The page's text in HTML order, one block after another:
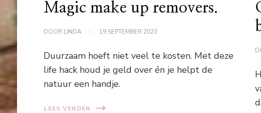
Magic make up removers.
DOOR LINDA 19 SEPTEMBER 2023
Duurzaam hoeft niet veel te kosten. Met deze
life hack houd je geld over én je helpt de
natuur een handje.
LEES VERDER